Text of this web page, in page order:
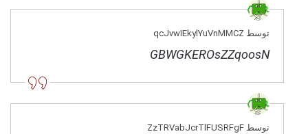
توسط qcJvwIEkylYuVnMMCZ
GBWGKEROsZZqoosN
توسط ZzTRVabJcrTlFUSRFgF